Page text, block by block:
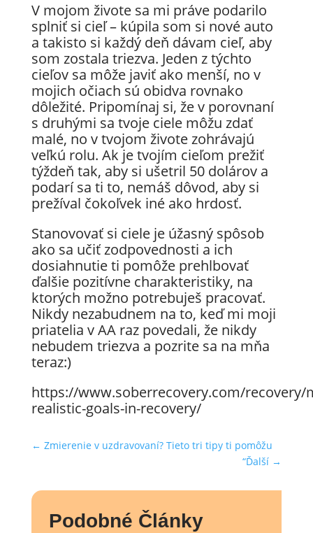
V mojom živote sa mi práve podarilo
splniť si cieľ – kúpila som si nové auto
a takisto si každý deň dávam cieľ, aby
som zostala triezva. Jeden z týchto
cieľov sa môže javiť ako menší, no v
mojich očiach sú obidva rovnako
dôležité. Pripomínaj si, že v porovnaní
s druhými sa tvoje ciele môžu zdať
malé, no v tvojom živote zohrávajú
veľkú rolu. Ak je tvojím cieľom prežiť
týždeň tak, aby si ušetril 50 dolárov a
podarí sa ti to, nemáš dôvod, aby si
prežíval čokoľvek iné ako hrdosť.
Stanovovať si ciele je úžasný spôsob
ako sa učiť zodpovednosti a ich
dosiahnutie ti pomôže prehlbovať
ďalšie pozitívne charakteristiky, na
ktorých možno potrebuješ pracovať.
Nikdy nezabudnem na to, keď mi moji
priatelia v AA raz povedali, že nikdy
nebudem triezva a pozrite sa na mňa
teraz:)
https://www.soberrecovery.com/recovery/
realistic-goals-in-recovery/
← Zmierenie v uzdravovaní? Tieto tri tipy ti pomôžu
“Ďalší →
Podobné Články